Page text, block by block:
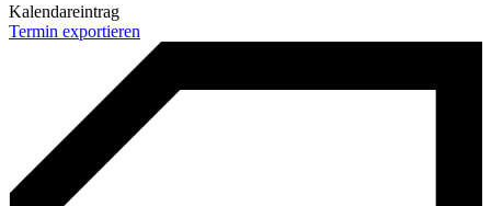
Kalendareintrag
Termin exportieren